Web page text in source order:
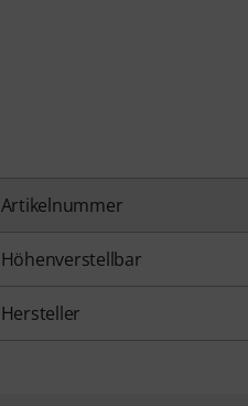
Artikelnummer
Höhenverstellbar
Hersteller